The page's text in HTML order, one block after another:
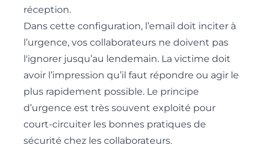
réception.
Dans cette configuration, l’email doit inciter à
l’urgence, vos collaborateurs ne doivent pas
l'ignorer jusqu’au lendemain. La victime doit
avoir l’impression qu’il faut répondre ou agir le
plus rapidement possible. Le principe
d’urgence est très souvent exploité pour
court-circuiter les bonnes pratiques de
sécurité chez les collaborateurs.